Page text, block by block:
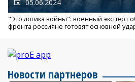
05.06.2024
"Это логика войны": военный эксперт
фронта россияне готовят основной
Новости партнеров